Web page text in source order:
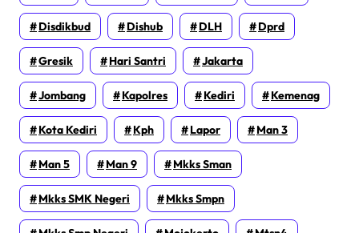
Disdikbud Dishub DLH Dprd
Gresik Hari Santri Jakarta
Jombang Kapolres Kediri Kemenag
Kota Kediri Kph Lapor Man 3
Man 5 Man 9 Mkks Sman
Mkks SMK Negeri Mkks Smpn